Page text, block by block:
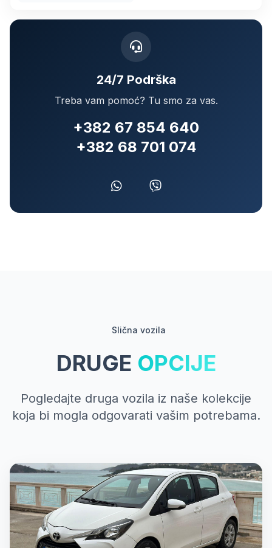
24/7 Podrška
Treba vam pomoć? Tu smo za vas.
+382 67 854 640
+382 68 701 074
Slična vozila
DRUGE OPCIJE
Pogledajte druga vozila iz naše kolekcije
koja bi mogla odgovarati vašim potrebama.